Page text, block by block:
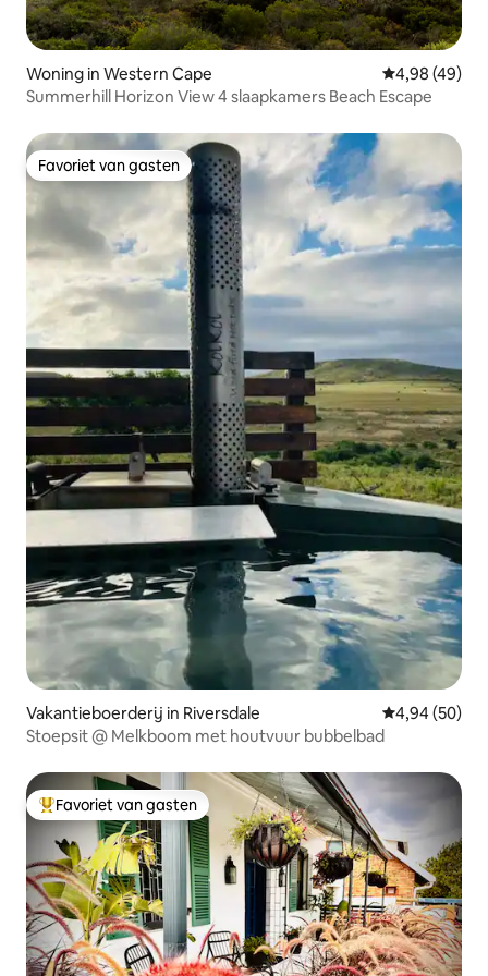
Woning in Western Cape Gemiddelde
4,98 (49)
Summerhill Horizon View 4 slaapkamers Beach Escape
Favoriet van gasten
Favoriet van gasten
Vakantieboerderij in Riversdale Gemiddelde
4,94 (50)
Stoepsit @ Melkboom met houtvuur bubbelbad
Topfavoriet van gasten
Favoriet van gasten